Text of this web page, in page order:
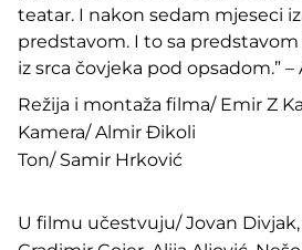
teatar. I nakon sedam mjeseci
predstavom. I to sa
iz srca čovjeka pod opsadom.” –
Režija i montaža filma/ Emir Z
Kamera/ Almir Đikoli
Ton/ Samir Hrković
U filmu učestvuju/ Jovan Divjak,